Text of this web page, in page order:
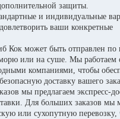
защиты.
и индивидуальные
ваши конкретные
Кок может быть отправлен по
или на суше. Мы работаем
компаниями, чтобы
доставку вашего
мы предлагаем экспресс-
Для больших заказов мы
или сухопутную перевозку,